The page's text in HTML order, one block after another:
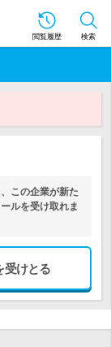
閲覧履歴 検索
この企業が新た
ルを受け取れま
受けとる